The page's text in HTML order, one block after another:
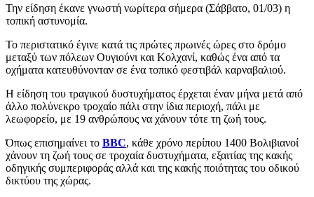
Την είδηση έκανε γνωστή νωρίτερα σήμερα (Σάββατο, 01/03) η
τοπική αστυνομία.
Το περιστατικό έγινε κατά τις πρώτες πρωινές ώρες στο δρόμο
μεταξύ των πόλεων Ουγιούνι και Κολχανί, καθώς ένα από τα
οχήματα κατευθύνονταν σε ένα τοπικό φεστιβάλ καρναβαλιού.
Η είδηση του τραγικού δυστυχήματος έρχεται έναν μήνα μετά από
άλλο πολύνεκρο τροχαίο πάλι στην ίδια περιοχή, πάλι με
λεωφορείο, με 19 ανθρώπους να χάνουν τότε τη ζωή τους.
Όπως επισημαίνει το BBC, κάθε χρόνο περίπου 1400 Βολιβιανοί
χάνουν τη ζωή τους σε τροχαία δυστυχήματα, εξαιτίας της κακής
οδηγικής συμπεριφοράς αλλά και της κακής ποιότητας του οδικού
δικτύου της χώρας.